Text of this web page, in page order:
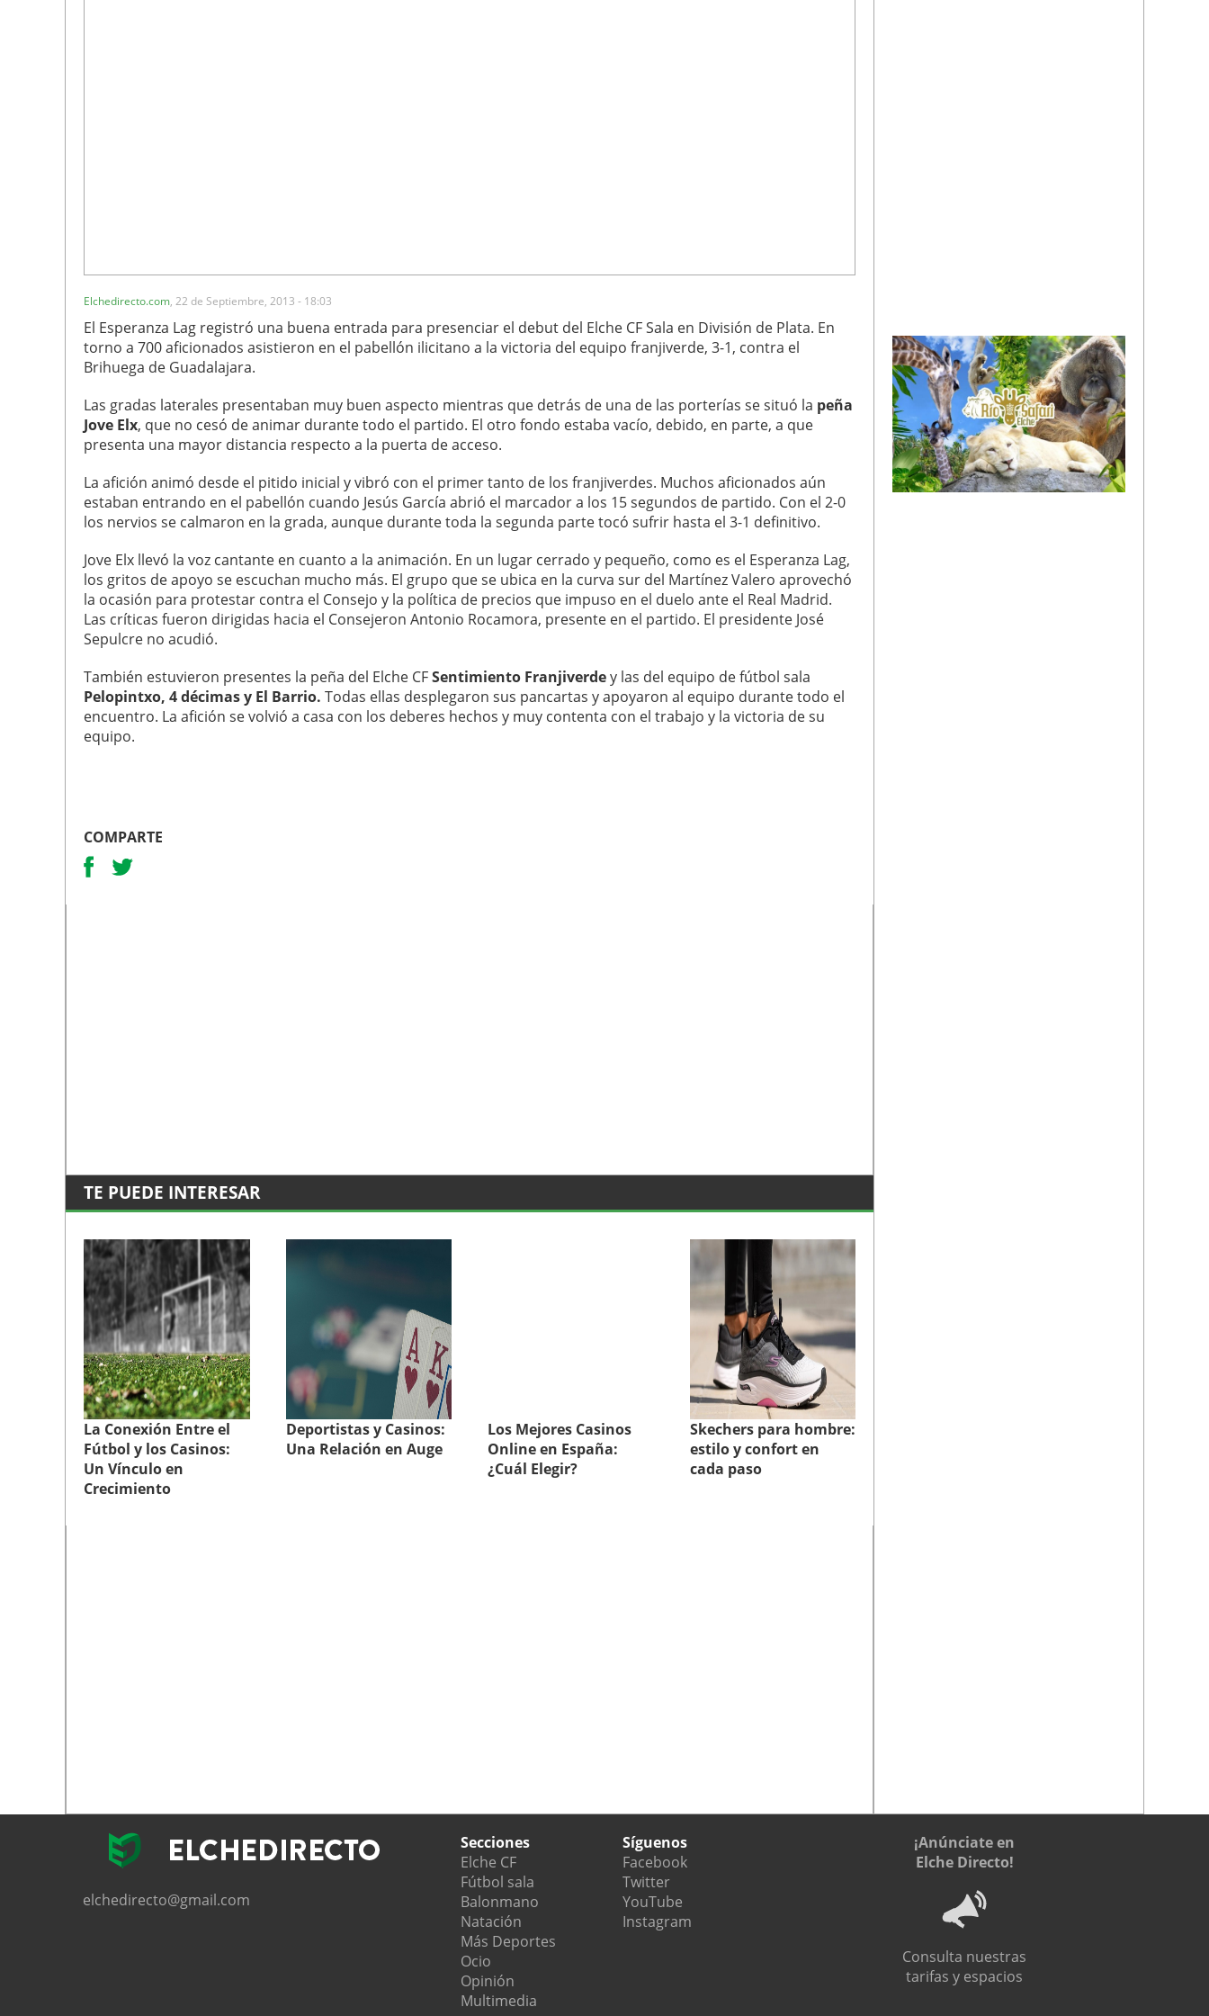
Elchedirecto.com, 22 de Septiembre, 2013 - 18:03
El Esperanza Lag registró una buena entrada para presenciar el debut del Elche CF Sala en División de Plata. En
torno a 700 aficionados asistieron en el pabellón ilicitano a la victoria del equipo franjiverde, 3-1, contra el
Brihuega de Guadalajara.
Las gradas laterales presentaban muy buen aspecto mientras que detrás de una de las porterías se situó la peña
Jove Elx, que no cesó de animar durante todo el partido. El otro fondo estaba vacío, debido, en parte, a que
presenta una mayor distancia respecto a la puerta de acceso.
La afición animó desde el pitido inicial y vibró con el primer tanto de los franjiverdes. Muchos aficionados aún
estaban entrando en el pabellón cuando Jesús García abrió el marcador a los 15 segundos de partido. Con el 2-0
los nervios se calmaron en la grada, aunque durante toda la segunda parte tocó sufrir hasta el 3-1 definitivo.
Jove Elx llevó la voz cantante en cuanto a la animación. En un lugar cerrado y pequeño, como es el Esperanza Lag,
los gritos de apoyo se escuchan mucho más. El grupo que se ubica en la curva sur del Martínez Valero aprovechó
la ocasión para protestar contra el Consejo y la política de precios que impuso en el duelo ante el Real Madrid.
Las críticas fueron dirigidas hacia el Consejeron Antonio Rocamora, presente en el partido. El presidente José
Sepulcre no acudió.
También estuvieron presentes la peña del Elche CFSentimiento Franjiverdey las del equipo de fútbol sala
Pelopintxo, 4 décimas y El Barrio. Todas ellas desplegaron sus pancartas y apoyaron al equipo durante todo el
encuentro. La afición se volvió a casa con los deberes hechos y muy contenta con el trabajo y la victoria de su
equipo.
COMPARTE
TE PUEDE INTERESAR
La Conexión Entre el
Fútbol y los Casinos:
Un Vínculo en
Crecimiento
Deportistas y Casinos:
Una Relación en Auge
Los Mejores Casinos
Online en España:
¿Cuál Elegir?
Skechers para hombre:
estilo y confort en
cada paso
elchedirecto@gmail.com
Secciones
Elche CF
Fútbol sala
Balonmano
Natación
Más Deportes
Ocio
Opinión
Multimedia
Síguenos
Facebook
Twitter
YouTube
Instagram
¡Anúnciate en
Elche Directo!
Consulta nuestras
tarifas y espacios